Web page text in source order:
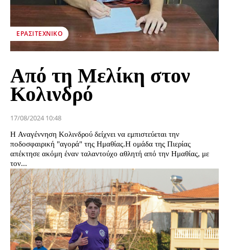
ΕΡΑΣΙΤΕΧΝΙΚΟ
Από τη Μελίκη στον
Κολινδρό
17/08/2024 10:48
Η Αναγέννηση Κολινδρού δείχνει να εμπιστεύεται την
ποδοσφαιρική "αγορά" της Ημαθίας.Η ομάδα της Πιερίας
απέκτησε ακόμη έναν ταλαντούχο αθλητή από την Ημαθίας, με
τον...